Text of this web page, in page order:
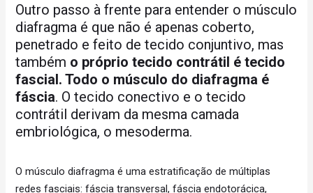
Outro passo à frente para entender o músculo
diafragma é que não é apenas coberto,
penetrado e feito de tecido conjuntivo, mas
também o próprio tecido contrátil é tecido
fascial. Todo o músculo do diafragma é
fáscia. O tecido conectivo e o tecido
contrátil derivam da mesma camada
embriológica, o mesoderma.
O músculo diafragma é uma estratificação de múltiplas
redes fasciais: fáscia transversal, fáscia endotorácica,